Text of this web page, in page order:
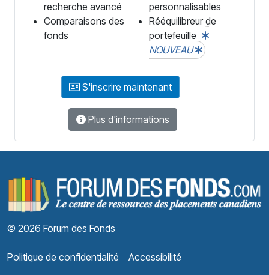
recherche avancé
Comparaisons des
fonds
personnalisables
Rééquilibreur de
portefeuille
NOUVEAU
S'inscrire maintenant
Plus d'informations
© 2026 Forum des Fonds
Politique de confidentialité Accessibilité